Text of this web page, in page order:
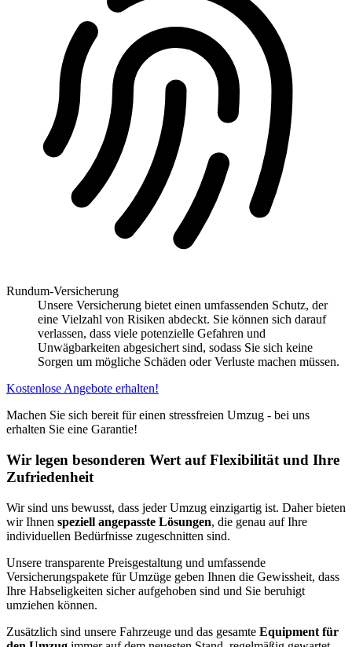
Rundum-Versicherung
Unsere Versicherung bietet einen umfassenden Schutz, der
eine Vielzahl von Risiken abdeckt. Sie können sich darauf
verlassen, dass viele potenzielle Gefahren und
Unwägbarkeiten abgesichert sind, sodass Sie sich keine
Sorgen um mögliche Schäden oder Verluste machen müssen.
Kostenlose Angebote erhalten!
Machen Sie sich bereit für einen stressfreien Umzug - bei uns
erhalten Sie eine Garantie!
Wir legen besonderen Wert auf Flexibilität und Ihre
Zufriedenheit
Wir sind uns bewusst, dass jeder Umzug einzigartig ist. Daher bieten
wir Ihnen speziell angepasste Lösungen, die genau auf Ihre
individuellen Bedürfnisse zugeschnitten sind.
Unsere transparente Preisgestaltung und umfassende
Versicherungspakete für Umzüge geben Ihnen die Gewissheit, dass
Ihre Habseligkeiten sicher aufgehoben sind und Sie beruhigt
umziehen können.
Zusätzlich sind unsere Fahrzeuge und das gesamte Equipment für